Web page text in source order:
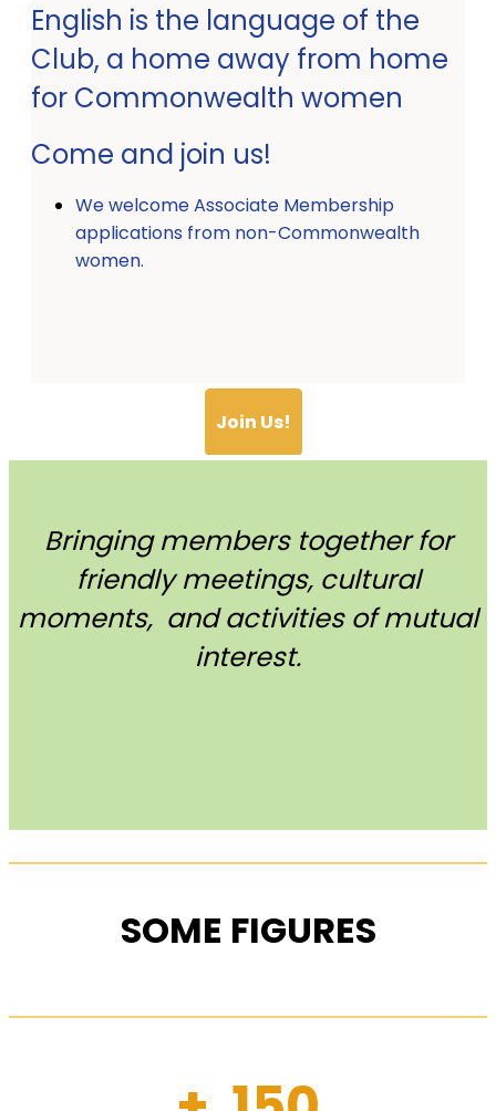
English is the language of the
Club, a home away from home
for Commonwealth women
Come and join us!
We welcome Associate Membership
applications from non-Commonwealth
women.
Join Us!
Bringing members together for
friendly meetings, cultural
moments, and activities of mutual
interest.
SOME FIGURES